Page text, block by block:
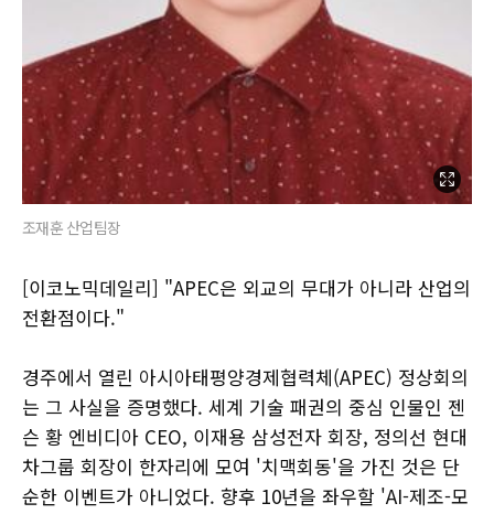
조재훈 산업팀장
[이코노믹데일리] "APEC은 외교의 무대가 아니라 산업의
전환점이다."
경주에서 열린 아시아태평양경제협력체(APEC) 정상회의
는 그 사실을 증명했다. 세계 기술 패권의 중심 인물인 젠
슨 황 엔비디아 CEO, 이재용 삼성전자 회장, 정의선 현대
차그룹 회장이 한자리에 모여 '치맥회동'을 가진 것은 단
순한 이벤트가 아니었다. 향후 10년을 좌우할 'AI-제조-모